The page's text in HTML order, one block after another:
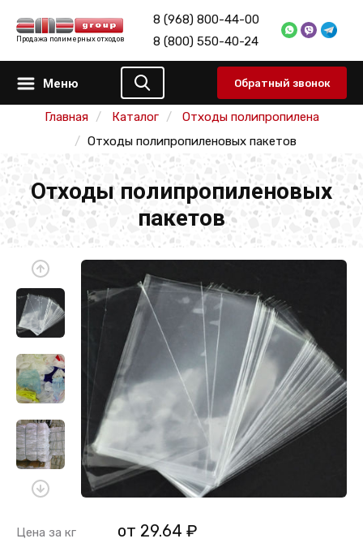
Продажа полимерных отходов
8 (968) 800-44-00
8 (800) 550-40-24
Меню Обратный звонок
Главная Каталог
Отходы полипропилена
Отходы полипропиленовых пакетов
Отходы полипропиленовых
пакетов
Цена за кг от 29.64 ₽